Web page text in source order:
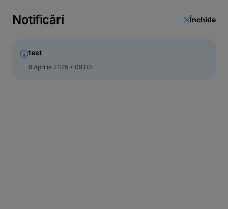
Notificări Închide
test
9 Aprilie 2025 09:00